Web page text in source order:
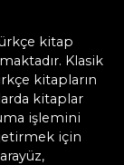
kitap
Klasik
kitapların
kitaplar
işlemini
için